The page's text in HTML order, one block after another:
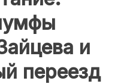
и
переезд